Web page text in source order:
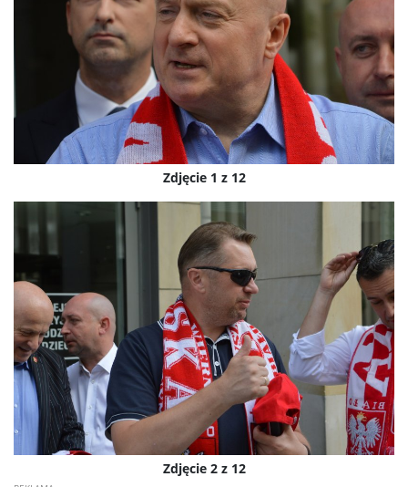
Zdjęcie 1 z 12
Zdjęcie 2 z 12